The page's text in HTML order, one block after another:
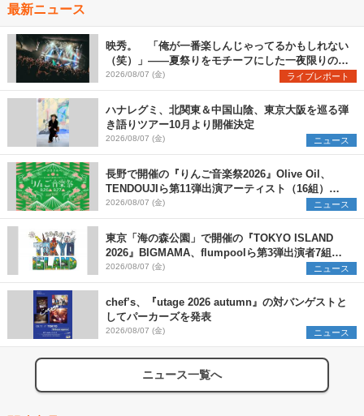
最新ニュース
映秀。 「俺が一番楽しんじゃってるかもしれない
（笑）」――夏祭りをモチーフにした一夜限りのス
ペシャルライブ『色祭』レポート
2026/08/07 (金) ライブレポート
ハナレグミ、北関東＆中国山陰、東京大阪を巡る弾
き語りツアー10月より開催決定
2026/08/07 (金) ニュース
長野で開催の『りんご音楽祭2026』Olive Oil、
TENDOUJIら第11弾出演アーティスト（16組）を
発表
2026/08/07 (金) ニュース
東京「海の森公園」で開催の『TOKYO ISLAND
2026』BIGMAMA、flumpoolら第3弾出演者7組を
発表 ワークショップ・アート出展者を募集
2026/08/07 (金) ニュース
chef’s、『utage 2026 autumn』の対バンゲストと
してパーカーズを発表
2026/08/07 (金) ニュース
ニュース一覧へ